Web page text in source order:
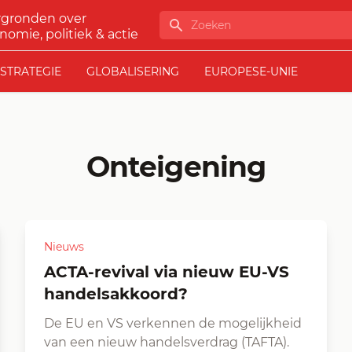
over
politiek & actie
Zoeken
STRATEGIE GLOBALISERING EUROPESE-UNIE
Onteigening
Nieuws
ACTA-revival via nieuw EU-VS
handelsakkoord?
De EU en VS verkennen de mogelijkheid
van een nieuw handelsverdrag (TAFTA).